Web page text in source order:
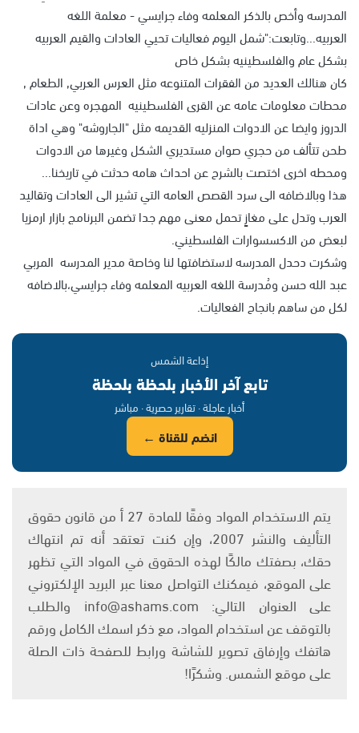
المدرسه وأخص بالذكر المعلمه وفاء جرايسي - معلمة اللغه
العربيه...وتابعت:"شمل اليوم فعاليات تحيي العادات والقيم العربيه
بشكل عام والفلسطينيه بشكل خاص
كان هنالك العديد من الفقرات المتنوعه مثل العرس العربي, الطعام ,
محطات معلومات عامه عن القرى الفلسطينيه المهجره وعن عادات
الدروز وايضا عن الادوات المنزليه القديمه مثل "الجاروشه" وهي اداة
طحن تتألف من حجري صوان مستديري الشكل وغيرها من الادوات
ومحطه اخرى اختصت بالشرح عن احداث هامه حدثت في تاريخنا...
هذا وبالاضافه الى سرد القصص العامه التي تشير الى العادات وتقاليد
العرب وتدل على مغازٍ تحمل معنى مهم جدا تضمن البرنامج بازار ارمزيا
لبعض من الاكسسوارات الفلسطيني.
وشكرت دحدل المدرسه لاستضافتها لنا وخاصة مدير المدرسه المربي
عبد الله حسن ومُدرسة اللغه العربيه المعلمه وفاء جرايسي،بالاضافه
لكل من ساهم بانجاح الفعاليات.
إذاعة الشمس
تابع آخر الأخبار بلحظة بلحظة
أخبار عاجلة · تقارير حصرية · مباشر
انضم للقناة ←
يتم الاستخدام المواد وفقًا للمادة 27 أ من قانون حقوق
التأليف والنشر 2007، وإن كنت تعتقد أنه تم انتهاك
حقك، بصفتك مالكًا لهذه الحقوق في المواد التي تظهر
على الموقع، فيمكنك التواصل معنا عبر البريد الإلكتروني
على العنوان التالي: info@ashams.com والطلب
بالتوقف عن استخدام المواد، مع ذكر اسمك الكامل ورقم
هاتفك وإرفاق تصوير للشاشة ورابط للصفحة ذات الصلة
على موقع الشمس. وشكرًا!